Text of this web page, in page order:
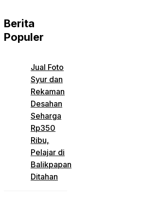
Berita
Populer
Jual Foto
Syur dan
Rekaman
Desahan
Seharga
Rp350
Ribu,
Pelajar di
Balikpapan
Ditahan